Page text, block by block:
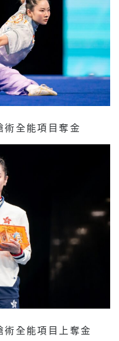
術全能項目奪金
術全能項目上奪金